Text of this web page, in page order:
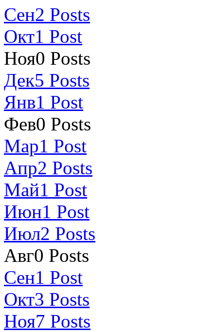
Сен2 Posts
Окт1 Post
Ноя0 Posts
Дек5 Posts
Янв1 Post
Фев0 Posts
Мар1 Post
Апр2 Posts
Май1 Post
Июн1 Post
Июл2 Posts
Авг0 Posts
Сен1 Post
Окт3 Posts
Ноя7 Posts